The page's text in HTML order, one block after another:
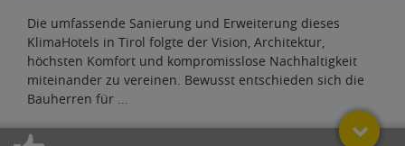
Die umfassende Sanierung und Erweiterung dieses
KlimaHotels in Tirol folgte der Vision, Architektur,
höchsten Komfort und kompromisslose Nachhaltigkeit
miteinander zu vereinen. Bewusst entschieden sich die
Bauherren für ...